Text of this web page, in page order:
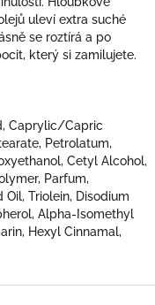
uleví extra suché
se roztírá a po
který si zamilujete.
Caprylic/Capric
Petrolatum,
Cetyl Alcohol,
Parfum,
Oil, Triolein, Disodium
Alpha-Isomethyl
Hexyl Cinnamal,